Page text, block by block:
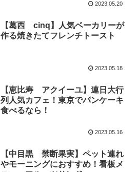
2023.05.20
【葛西 cinq】人気ベーカリーが
作る焼きたてフレンチトースト
2023.05.18
【恵比寿 アクイーユ】連日大行
列人気カフェ！東京でパンケーキ
食べるなら！
2023.05.16
【中目黒 禁断果実】ペット連れ
やモーニングにおすすめ！看板メ